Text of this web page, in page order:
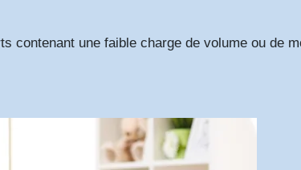
contenant une faible charge de volume ou de